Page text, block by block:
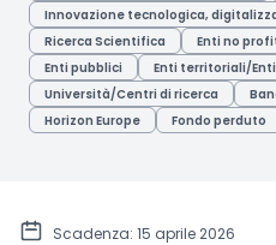
Innovazione tecnologica,
Ricerca Scientifica
Enti no
Enti pubblici
Enti territoriali/
Università/Centri di ricerca
Horizon Europe
Fondo perduto
Scadenza: 15 aprile 2026